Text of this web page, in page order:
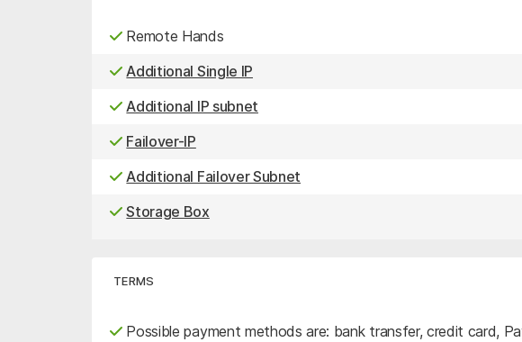
Remote Hands
Additional Single IP
Additional IP subnet
Failover-IP
Additional Failover Subnet
Storage Box
TERMS
Possible payment methods are: bank transfer, credit card,